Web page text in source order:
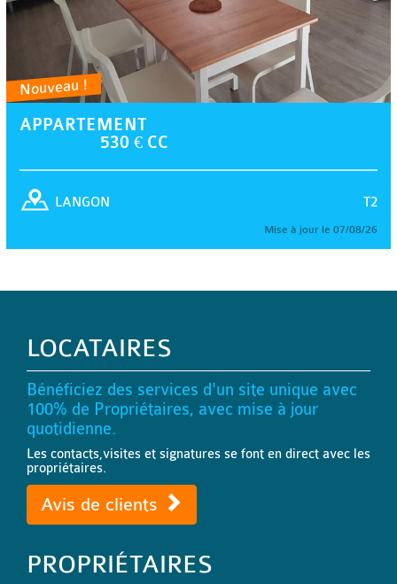
Nouveau !
APPARTEMENT
530 € CC
T2
LANGON
Mise à jour le 07/08/26
LOCATAIRES
Bénéficiez des services d'un site unique avec
100% de Propriétaires, avec mise à jour
quotidienne.
Les contacts,visites et signatures se font en direct avec les
propriétaires.
Avis de clients
PROPRIÉTAIRES